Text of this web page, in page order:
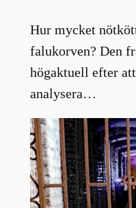
Hur mycket
falukorven? Den
högaktuell efter
analysera…